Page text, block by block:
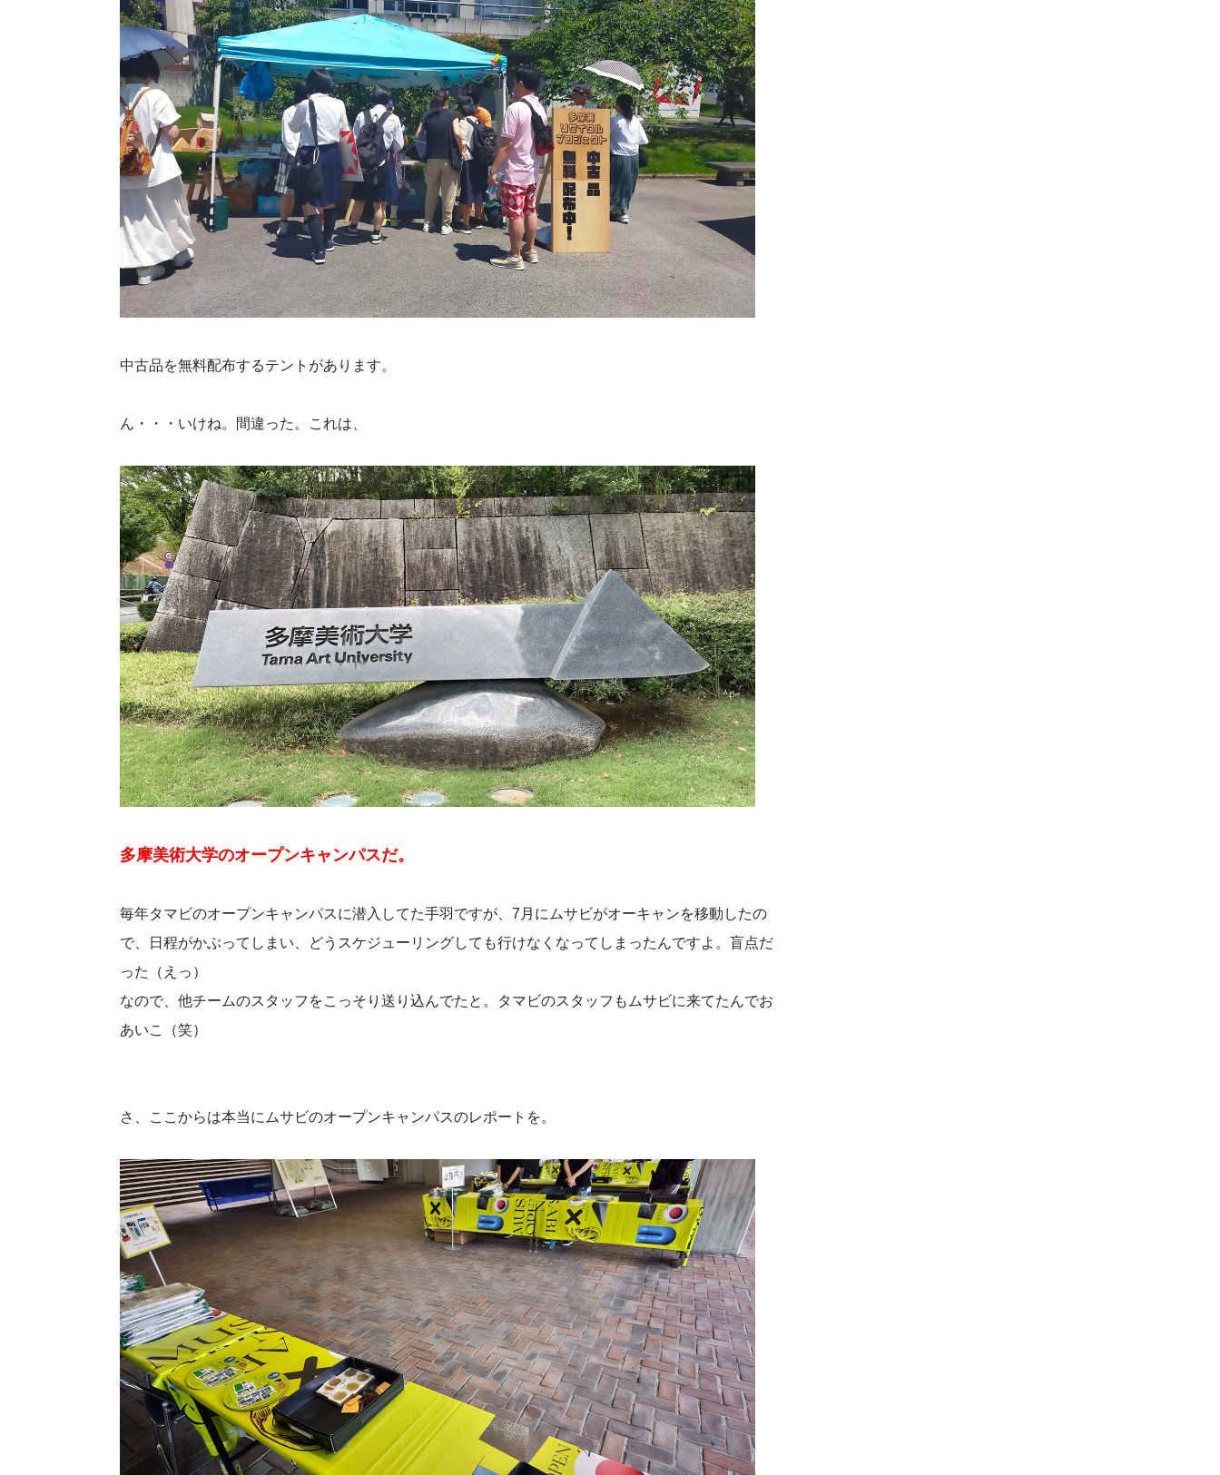
中古品を無料配布するテントがあります。
ん・・・いけね。間違った。これは、
多摩美術大学のオープンキャンパスだ。
毎年タマビのオープンキャンパスに潜入してた手羽ですが、7月にムサビがオーキャンを移動したの
で、日程がかぶってしまい、どうスケジューリングしても行けなくなってしまったんですよ。盲点だ
った（えっ）
なので、他チームのスタッフをこっそり送り込んでたと。タマビのスタッフもムサビに来てたんでお
あいこ（笑）
さ、ここからは本当にムサビのオープンキャンパスのレポートを。